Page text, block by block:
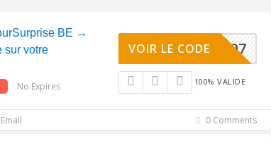
BE →
sur votre
No Expires
OA688107
VOIR LE CODE
100% VALIDE
Email 0 Comments